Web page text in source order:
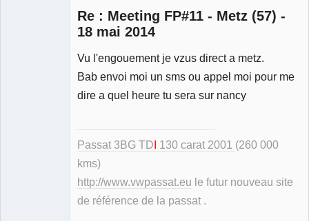
Re : Meeting FP#11 - Metz (57) -
18 mai 2014
Vu l'engouement je vzus direct a metz.
Bab envoi moi un sms ou appel moi pour me
dire a quel heure tu sera sur nancy
Passat 3BG TD 130 carat 2001 (260 000
kms)
http://www.vwpassat.eu le futur nouveau site
de référence de la passat .